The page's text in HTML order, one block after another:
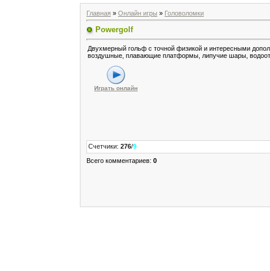
Главная » Онлайн игры » Головоломки
Powergolf
Двухмерный гольф с точной физикой и интересными
воздушные, плавающие платформы, липучие шары,
Играть онлайн
Счетчики: 276/9
Всего комментариев: 0